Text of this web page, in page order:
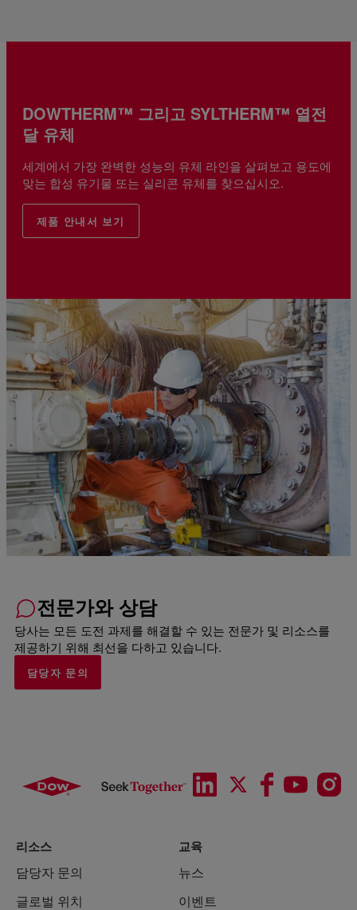
DOWTHERM™ 그리고 SYLTHERM™ 열전
달 유체
세계에서 가장 완벽한 성능의 유체 라인을 살펴보고 용도에
맞는 합성 유기물 또는 실리콘 유체를 찾으십시오.
제품 안내서 보기
전문가와 상담
당사는 모든 도전 과제를 해결할 수 있는 전문가 및 리소스를
제공하기 위해 최선을 다하고 있습니다.
담당자 문의
리소스
담당자 문의
글로벌 위치
교육
뉴스
이벤트